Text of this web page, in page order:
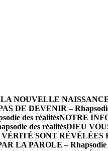
NOUVELLE NAISSANCE
DE DEVENIR –
des réalitésNOTRE
des réalitésDIEU
SONT RÉVÉLÉES
LA PAROLE – Rhapsodie